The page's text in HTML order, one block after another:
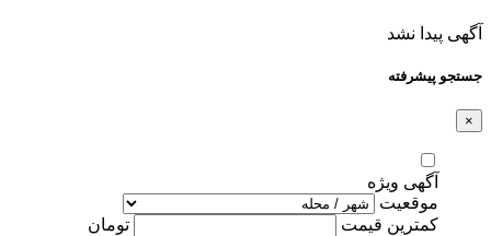
آگهی پیدا نشد
جستجو پیشرفته
×
آگهی ویژه
موقعیت
کمترین قیمت
تومان